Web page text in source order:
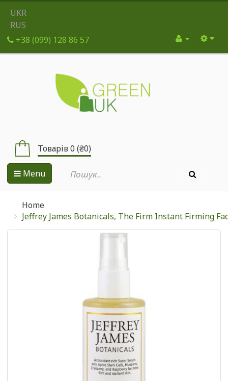
UKR
RUS
+38 (099) 128 86 57
Товарів 0 (₴0)
Menu
Home
Jeffrey James Botanicals, The Firm Instant Firming